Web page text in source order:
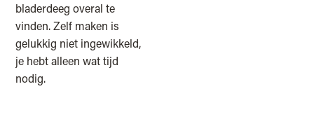
bladerdeeg overal te
vinden. Zelf maken is
gelukkig niet ingewikkeld,
je hebt alleen wat tijd
nodig.